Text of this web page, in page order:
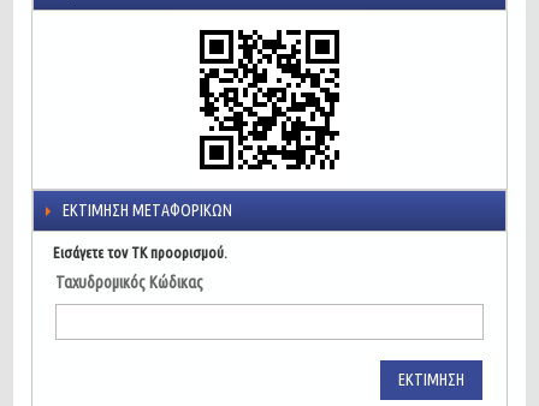
ΕΚΤΊΜΗΣΗ ΜΕΤΑΦΟΡΙΚΏΝ
Εισάγετε τον ΤΚ προορισμού.
Ταχυδρομικός Κώδικας
ΕΚΤΊΜΗΣΗ